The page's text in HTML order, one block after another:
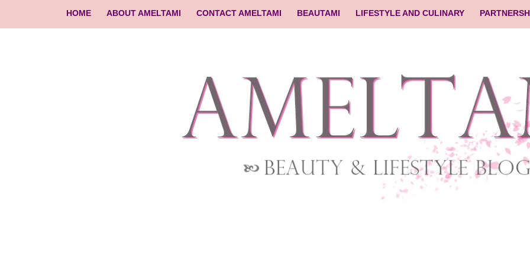
HOME ABOUT AMELTAMI CONTACT AMELTAMI BEAUTAMI LIFESTYLE AND CULINARY